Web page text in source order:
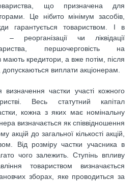
що призначена для
Це нібито мінімум засобів,
гарантується товариством. І в
реорганізації чи ліквідації
першочерговість на
мають кредитори, а вже потім, після
виплати акціонерам.
частки участі кожного
Весь статутний капітал
кожна з яких має номінальну
визначається як співвідношення
акцій до загальної кількості акцій,
Від розміру частки учасника в
чого залежить. Ступінь впливу
товариством визначається
зборах, яке проводиться за